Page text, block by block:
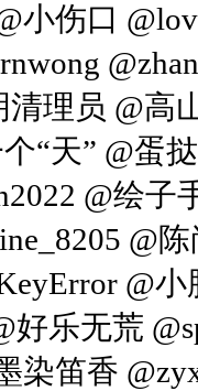
小伤口
理员 @高
“天” @蛋
@绘子
@
@
好乐无荒
染笛香